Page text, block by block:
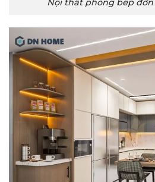
Nội thất phòng bếp